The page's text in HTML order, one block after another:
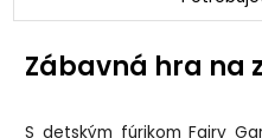
Zábavná hra na
S detským fúrikom Fairy